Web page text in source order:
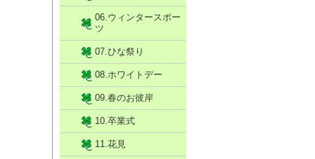
06.ウィンタースポー
ツ
07.ひな祭り
08.ホワイトデー
09.春のお彼岸
10.卒業式
11.花見